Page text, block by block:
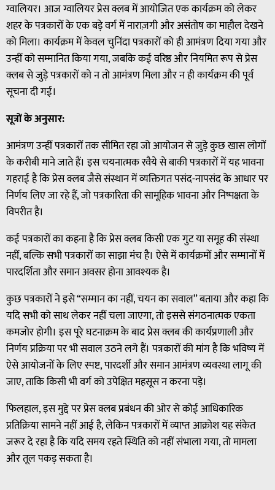
ग्वालियर। आज ग्वालियर प्रेस क्लब में आयोजित एक कार्यक्रम को लेकर
शहर के पत्रकारों के एक बड़े वर्ग में नाराज़गी और असंतोष का माहौल देखने
को मिला। कार्यक्रम में केवल चुनिंदा पत्रकारों को ही आमंत्रण दिया गया और
उन्हीं को सम्मानित किया गया, जबकि कई वरिष्ठ और नियमित रूप से प्रेस
क्लब से जुड़े पत्रकारों को न तो आमंत्रण मिला और न ही कार्यक्रम की पूर्व
सूचना दी गई।
सूत्रों के अनुसार:
आमंत्रण उन्हीं पत्रकारों तक सीमित रहा जो आयोजन से जुड़े कुछ खास लोगों
के करीबी माने जाते हैं। इस चयनात्मक रवैये से बाकी पत्रकारों में यह भावना
गहराई है कि प्रेस क्लब जैसे संस्थान में व्यक्तिगत पसंद-नापसंद के आधार पर
निर्णय लिए जा रहे हैं, जो पत्रकारिता की सामूहिक भावना और निष्पक्षता के
विपरीत है।
कई पत्रकारों का कहना है कि प्रेस क्लब किसी एक गुट या समूह की संस्था
नहीं, बल्कि सभी पत्रकारों का साझा मंच है। ऐसे में कार्यक्रमों और सम्मानों में
पारदर्शिता और समान अवसर होना आवश्यक है।
कुछ पत्रकारों ने इसे “सम्मान का नहीं, चयन का सवाल” बताया और कहा कि
यदि सभी को साथ लेकर नहीं चला जाएगा, तो इससे संगठनात्मक एकता
कमजोर होगी। इस पूरे घटनाक्रम के बाद प्रेस क्लब की कार्यप्रणाली और
निर्णय प्रक्रिया पर भी सवाल उठने लगे हैं। पत्रकारों की मांग है कि भविष्य में
ऐसे आयोजनों के लिए स्पष्ट, पारदर्शी और समान आमंत्रण व्यवस्था लागू की
जाए, ताकि किसी भी वर्ग को उपेक्षित महसूस न करना पड़े।
फिलहाल, इस मुद्दे पर प्रेस क्लब प्रबंधन की ओर से कोई आधिकारिक
प्रतिक्रिया सामने नहीं आई है, लेकिन पत्रकारों में व्याप्त आक्रोश यह संकेत
जरूर दे रहा है कि यदि समय रहते स्थिति को नहीं संभाला गया, तो मामला
और तूल पकड़ सकता है।